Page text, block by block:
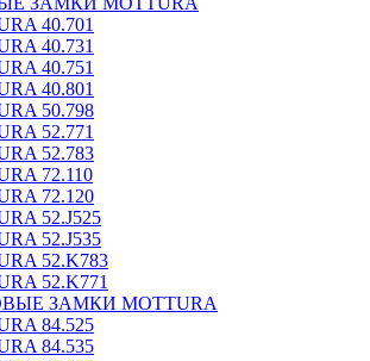
40.701
40.731
40.751
40.801
50.798
52.771
52.783
72.110
72.120
52.J525
52.J535
52.K783
52.K771
ЗАМКИ MOTTURA
84.525
84.535